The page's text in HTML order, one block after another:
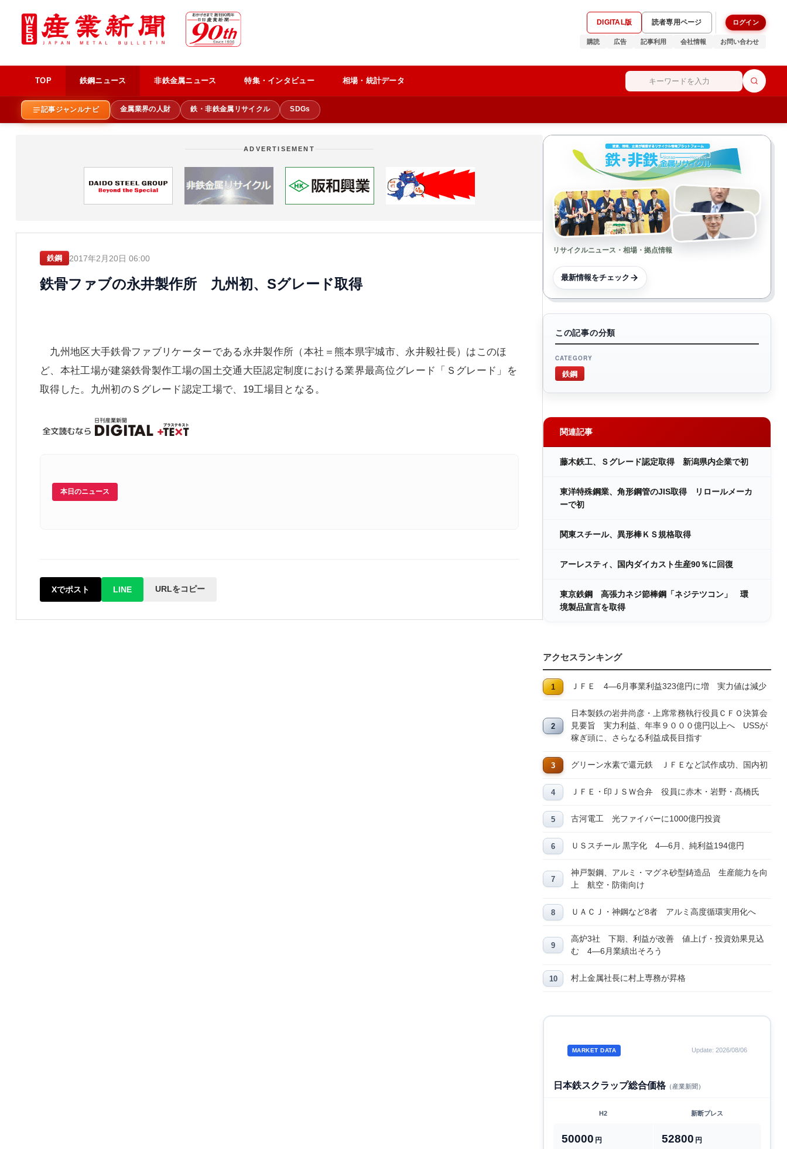
DIGITAL版 読者専用ページ ログイン
購読 広告 記事利用 会社情報 お問い合わせ
TOP 鉄鋼ニュース 非鉄金属ニュース 特集・インタビュー 相場・統計データ
記事ジャンルナビ 金属業界の人財 鉄・非鉄金属リサイクル SDGs
ADVERTISEMENT
鉄鋼 2017年2月20日 06:00
鉄骨ファブの永井製作所 九州初、Sグレード取得
九州地区大手鉄骨ファブリケーターである永井製作所（本社＝熊本県宇城市、永井毅社長）はこのほ
ど、本社工場が建築鉄骨製作工場の国土交通大臣認定制度における業界最高位グレード「Ｓグレード」を
取得した。九州初のＳグレード認定工場で、19工場目となる。
本日のニュース
Xでポスト LINE URLをコピー
リサイクルニュース・相場・拠点情報
最新情報をチェック
この記事の分類
CATEGORY
鉄鋼
関連記事
藤木鉄工、Ｓグレード認定取得 新潟県内企業で初
東洋特殊鋼業、角形鋼管のJIS取得 リロールメーカ
ーで初
関東スチール、異形棒ＫＳ規格取得
アーレスティ、国内ダイカスト生産90％に回復
東京鉄鋼 高張力ネジ節棒鋼「ネジテツコン」 環
境製品宣言を取得
アクセスランキング
ＪＦＥ 4―6月事業利益323億円に増 実力値は減少
日本製鉄の岩井尚彦・上席常務執行役員ＣＦＯ決算会
見要旨 実力利益、年率９０００億円以上へ USSが
稼ぎ頭に、さらなる利益成長目指す
グリーン水素で還元鉄 ＪＦＥなど試作成功、国内初
ＪＦＥ・印ＪＳＷ合弁 役員に赤木・岩野・髙橋氏
古河電工 光ファイバーに1000億円投資
ＵＳスチール 黒字化 4―6月、純利益194億円
神戸製鋼、アルミ・マグネ砂型鋳造品 生産能力を向
上 航空・防衛向け
ＵＡＣＪ・神鋼など8者 アルミ高度循環実用化へ
高炉3社 下期、利益が改善 値上げ・投資効果見込
む 4―6月業績出そろう
村上金属社長に村上専務が昇格
MARKET DATA Update: 2026/08/06
日本鉄スクラップ総合価格（産業新聞）
H2 新断プレス
50000 円 52800 円